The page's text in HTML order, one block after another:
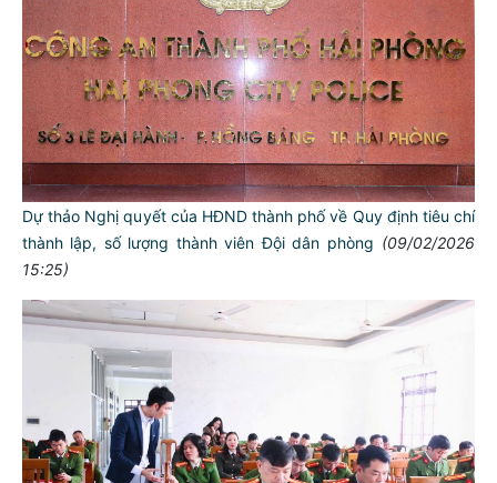
Dự thảo Nghị quyết của HĐND thành phố về Quy định tiêu chí
thành lập, số lượng thành viên Đội dân phòng (09/02/2026
15:25)